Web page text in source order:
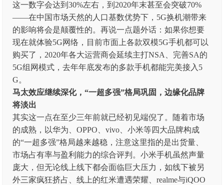
这一数字会达到30%左右，到2020年末甚至会突破70%
——在中国市场天然的人口基数优势下，5G换机潮带来
的影响将会是颠覆性的。再说一点题外话：如果你想要
现在就体验5G网络，目前市面上各款双模5G手机都可以
购买了，2020年各大运营商会延续主打NSA、完善SA的
5G组网模式，去年年底发布的多款手机都能完美接入5
G。
马太效应继续深化，“一超多强”格局巩固，边缘化品牌
将淡出
其实这一点在至少三年前就已经初见端倪了。随着市场
的成熟，以华为、OPPO、vivo、小米等四大品牌构成
的“一超多强”格局越来越稳，注意这里指的是出货量、
市场占有率与盈利能力的综合评判。小米手机虽然声量
庞大，但无论线上线下都会面临巨大压力，如线下被另
外三家疯狂挤占、线上的红米遭遇荣耀、realme与iQOO